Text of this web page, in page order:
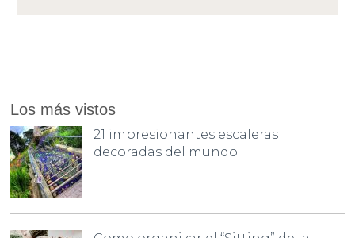
Los más vistos
21 impresionantes escaleras
decoradas del mundo